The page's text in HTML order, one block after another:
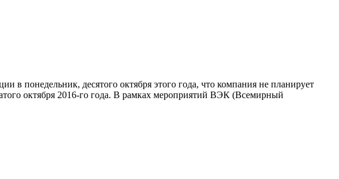
в понедельник, десятого октября этого года, что компания не планирует
октября 2016-го года. В рамках мероприятий ВЭК (Всемирный